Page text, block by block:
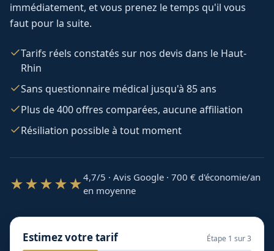
immédiatement, et vous prenez le temps qu'il vous
faut pour la suite.
Tarifs réels constatés sur nos devis dans le Haut-
Rhin
Sans questionnaire médical jusqu'à 85 ans
Plus de 400 offres comparées, aucune affiliation
Résiliation possible à tout moment
★★★★★4,7/5 · Avis Google · 700 € d'économie/an
en moyenne
Estimez votre tarif Étape 1 sur 3